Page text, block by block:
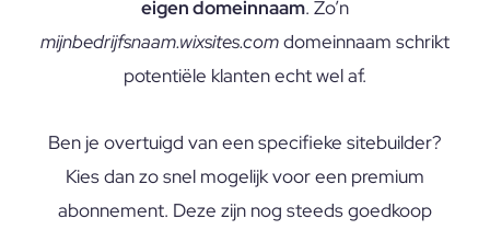
eigen domeinnaam. Zo’n
mijnbedrijfsnaam.wixsites.comdomeinnaam schrikt
potentiële klanten echt wel af.
Ben je overtuigd van een specifieke sitebuilder?
Kies dan zo snel mogelijk voor een premium
abonnement. Deze zijn nog steeds goedkoop